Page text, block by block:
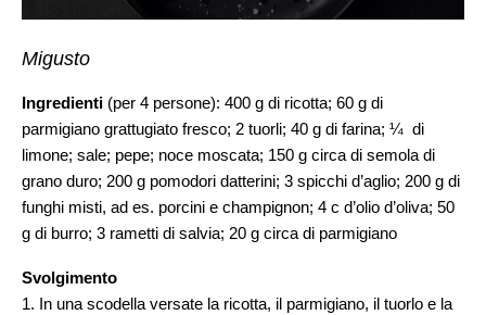
Migusto
Ingredienti (per 4 persone): 400 g di ricotta; 60 g di
parmigiano grattugiato fresco; 2 tuorli; 40 g di farina; ¼ di
limone; sale; pepe; noce moscata; 150 g circa di semola di
grano duro; 200 g pomodori datterini; 3 spicchi d’aglio; 200 g di
funghi misti, ad es. porcini e champignon; 4 c d’olio d’oliva; 50
g di burro; 3 rametti di salvia; 20 g circa di parmigiano
Svolgimento
1. In una scodella versate la ricotta, il parmigiano, il tuorlo e la